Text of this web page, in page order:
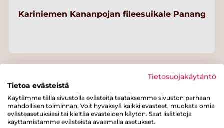
Kariniemen Kananpojan fileesuikale Panang
Tietosuojakäytäntö
Tietoa evästeistä
Käytämme tällä sivustolla evästeitä taataksemme sivuston parhaan
mahdollisen toiminnan. Voit hyväksyä kaikki evästeet, muokata omia
evästeasetuksiasi tai kieltää evästeiden käytön. Saat lisätietoja
käyttämistämme evästeistä avaamalla asetukset.